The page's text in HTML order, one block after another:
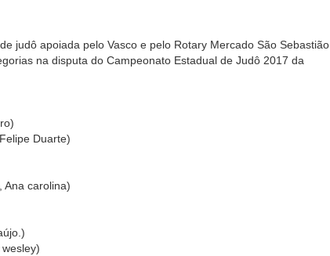
judô apoiada pelo Vasco e pelo Rotary Mercado São Sebastião
na disputa do Campeonato Estadual de Judô 2017 da
Duarte)
Ana carolina)